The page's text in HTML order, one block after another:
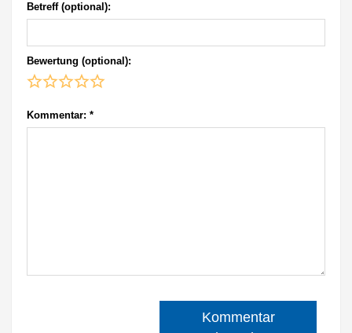
Betreff (optional):
Bewertung (optional):
Kommentar: *
Kommentar